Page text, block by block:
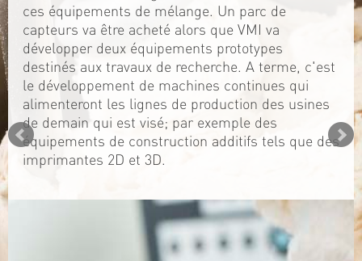
ces équipements de mélange. Un parc de
capteurs va être acheté alors que VMI va
développer deux équipements prototypes
destinés aux travaux de recherche. A terme, c'est
le développement de machines continues qui
alimenteront les lignes de production des usines
de demain qui est visé; par exemple des
équipements de construction additifs tels que des
imprimantes 2D et 3D.